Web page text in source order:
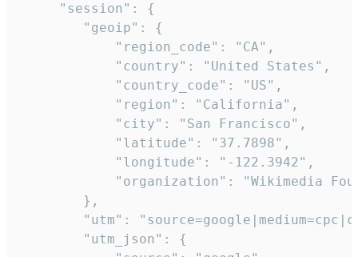
     "session": {
        "geoip": {
            "region_code": "CA",
            "country": "United States",
            "country_code": "US",
            "region": "California",
            "city": "San Francisco",
            "latitude": "37.7898",
            "longitude": "-122.3942",
"organization": "Wikimedia
        },
"utm":
        "utm_json": {